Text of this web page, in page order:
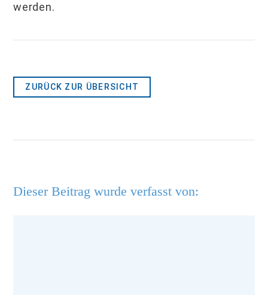
werden.
ZURÜCK ZUR ÜBERSICHT
Dieser Beitrag wurde verfasst von: